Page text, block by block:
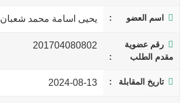
اسم العضو يحيى اسامة محمد شعبان
رقم عضوية
مقدم الطلب
201704080802
تاريخ المقابلة 2024-08-13